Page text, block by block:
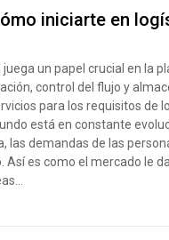
iniciarte en
juega un papel crucial en la
control del flujo y
para los requisitos de
está en constante
las demandas de las
Así es como el mercado le